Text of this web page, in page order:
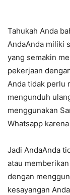
Tahukah Anda
AndaAnda miliki
yang semakin
pekerjaan
Anda tidak perlu
mengunduh
menggunakan
Whatsapp
Jadi AndaAnda
atau
dengan
kesayangan